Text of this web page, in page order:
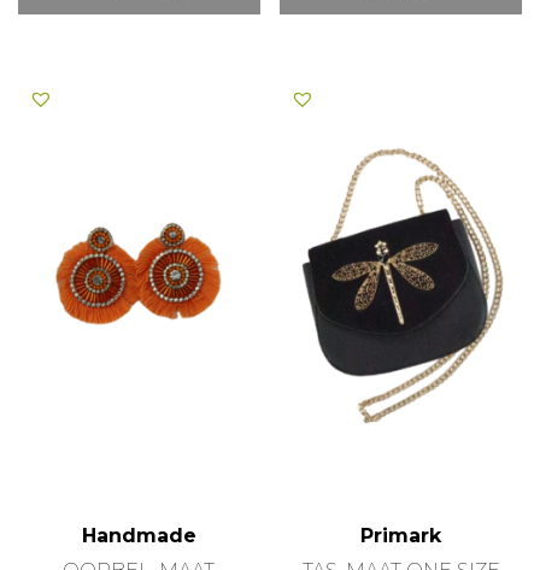
Handmade
Primark